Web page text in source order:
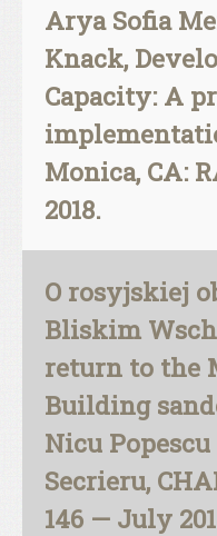
Arya Sofia
Knack,
Capacity: A
Monica, CA:
2018.
O rosyjskiej
Bliskim
return to the
Building
Nicu
Secrieru,
146 — July